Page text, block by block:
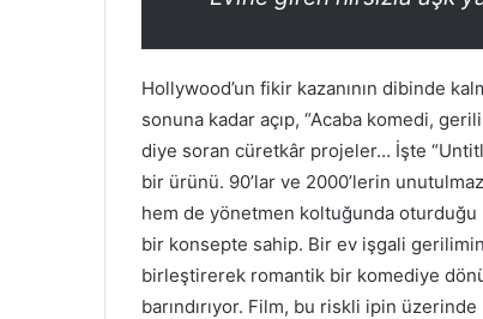
Hollywood’un fikir kazanının dibinde
sonuna kadar açıp, “Acaba komedi,
diye soran cüretkâr projeler… İşte
bir ürünü. 90’lar ve 2000’lerin
hem de yönetmen koltuğunda oturduğu
bir konsepte sahip. Bir ev işgali
birleştirerek romantik bir komediye
barındırıyor. Film, bu riskli ipin